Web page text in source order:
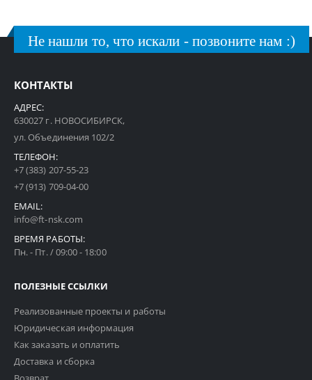
Не нашли то, что искали - позвоните нам :)
КОНТАКТЫ
АДРЕС:
630027 г. НОВОСИБИРСК,
ул. Объединения 102/2
ТЕЛЕФОН:
+7 (383) 207-55-23
+7 (913) 709-04-00
EMAIL:
info@ft-nsk.com
ВРЕМЯ РАБОТЫ:
Пн. - Пт. / 09:00 - 18:00
ПОЛЕЗНЫЕ ССЫЛКИ
Реализованные проекты и работы
Юридическая информация
Как заказать и оплатить
Доставка и сборка